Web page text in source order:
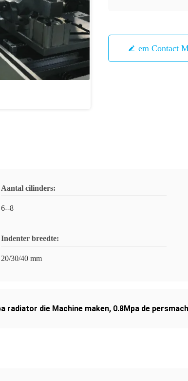
Neem Contact
Aantal cilinders:
6--8
Indenter breedte:
20/30/40 mm
radiator die Machine maken, 0.8Mpa de